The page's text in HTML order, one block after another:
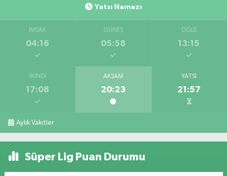
Yatsı Namazı
İMSAK
04:16
GÜNEŞ
05:58
ÖĞLE
13:15
İKINDI
17:08
AKŞAM
20:23
YATSI
21:57
Aylık Vakitler
Süper Lig Puan Durumu